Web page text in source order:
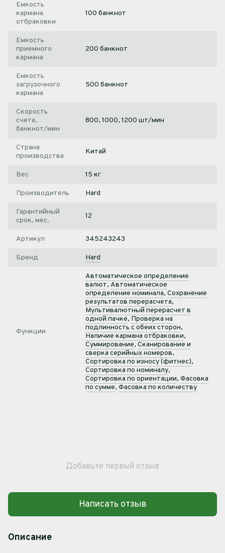
Емкость
кармана
отбраковки
100 банкнот
Емкость
приемного
кармана
200 банкнот
Емкость
загрузочного
кармана
500 банкнот
Скорость
счета,
банкнот/мин
800, 1000, 1200 шт/мин
Страна
производства
Китай
Вес 15 кг
Производитель Hard
Гарантийный
срок, мес.
12
Артикул 345243243
Бренд Hard
Функции
Автоматическое определение
валют, Автоматическое
определение номинала, Сохранение
результатов перерасчета,
Мультивалютный перерасчет в
одной пачке, Проверка на
подлинность с обеих сторон,
Наличие кармана отбраковки,
Суммирование, Сканирование и
сверка серийных номеров,
Сортировка по износу (фитнес),
Сортировка по номиналу,
Сортировка по ориентации, Фасовка
по сумме, Фасовка по количеству
Добавьте первый отзыв
Написать отзыв
Описание